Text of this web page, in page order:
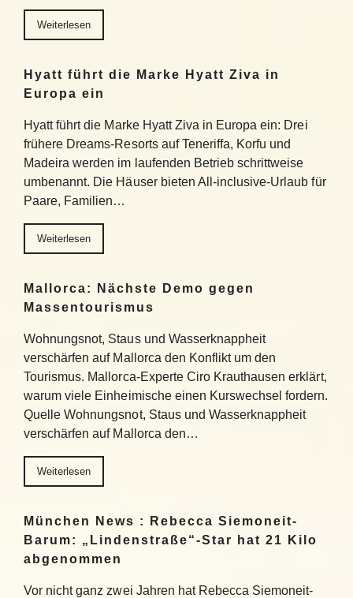
Weiterlesen
Hyatt führt die Marke Hyatt Ziva in
Europa ein
Hyatt führt die Marke Hyatt Ziva in Europa ein: Drei
frühere Dreams-Resorts auf Teneriffa, Korfu und
Madeira werden im laufenden Betrieb schrittweise
umbenannt. Die Häuser bieten All-inclusive-Urlaub für
Paare, Familien…
Weiterlesen
Mallorca: Nächste Demo gegen
Massentourismus
Wohnungsnot, Staus und Wasserknappheit
verschärfen auf Mallorca den Konflikt um den
Tourismus. Mallorca-Experte Ciro Krauthausen erklärt,
warum viele Einheimische einen Kurswechsel fordern.
Quelle Wohnungsnot, Staus und Wasserknappheit
verschärfen auf Mallorca den…
Weiterlesen
München News : Rebecca Siemoneit-
Barum: „Lindenstraße“-Star hat 21 Kilo
abgenommen
Vor nicht ganz zwei Jahren hat Rebecca Siemoneit-